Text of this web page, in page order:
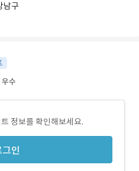
남구
수
정보를 확인해보세요.
그인